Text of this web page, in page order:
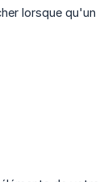
lorsque qu'un